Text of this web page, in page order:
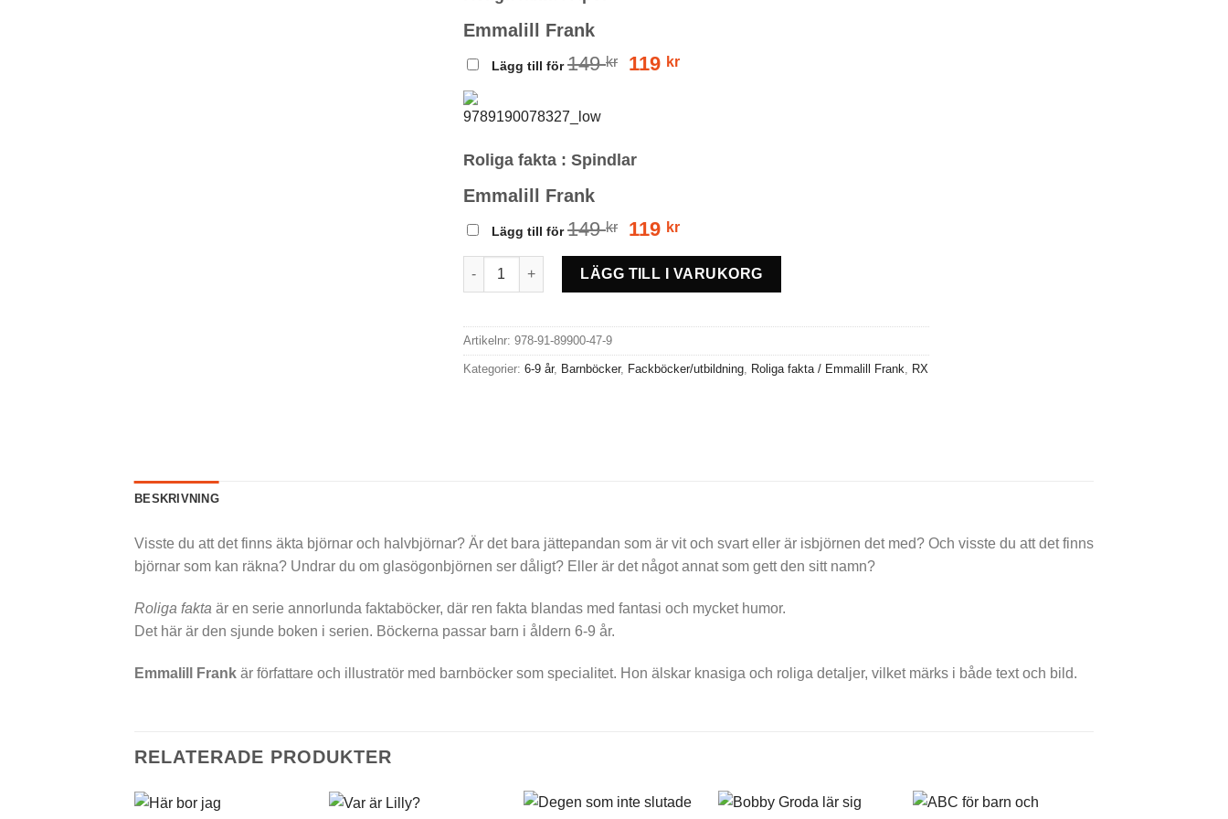
Emmalill Frank
Lägg till för149kr
Det
119 krDet
Roliga fakta : Spindlar
Emmalill Frank
Lägg till för149kr
Det
priset
var:
119 krDet
priset
är:
Roliga fakta : Björnar mängd
LÄGG TILL I VARUKORG
Artikelnr: 978-91-89900-47-9
Kategorier: 6-9 år, Barnböcker, Fackböcker/utbildning Roliga fakta / Emmalill Frank RX
BESKRIVNING
Visste du att det finns äkta björnar och halvbjörnar? Är det bara jättepandan som är vit och svart eller är isbjörnen det med? Och visste du att det finns
björnar som kan räkna? Undrar du om glasögonbjörnen ser dåligt? Eller är det något annat som gett den sitt namn?
Roliga fakta är en serie annorlunda faktaböcker, där ren fakta blandas med fantasi och mycket humor.
Det här är den sjunde boken i serien. Böckerna passar barn i åldern 6-9 år.
Emmalill Frank är författare och illustratör med barnböcker som specialitet. Hon älskar knasiga och roliga detaljer, vilket märks i både text och bild.
RELATERADE PRODUKTER
+
+